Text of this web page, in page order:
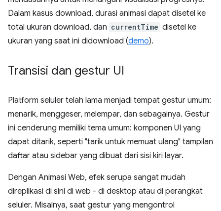
Dalam kasus download, durasi animasi dapat disetel ke
total ukuran download, dan currentTime disetel ke
ukuran yang saat ini didownload (demo).
Transisi dan gestur UI
Platform seluler telah lama menjadi tempat gestur umum:
menarik, menggeser, melempar, dan sebagainya. Gestur
ini cenderung memiliki tema umum: komponen UI yang
dapat ditarik, seperti "tarik untuk memuat ulang" tampilan
daftar atau sidebar yang dibuat dari sisi kiri layar.
Dengan Animasi Web, efek serupa sangat mudah
direplikasi di sini di web - di desktop atau di perangkat
seluler. Misalnya, saat gestur yang mengontrol